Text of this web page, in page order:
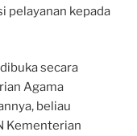
pelayanan kepada
secara
Agama
beliau
Kementerian